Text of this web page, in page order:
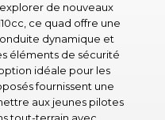
de nouveaux
ce quad offre une
dynamique et
éléments de sécurité
idéale pour les
fournissent une
aux jeunes pilotes